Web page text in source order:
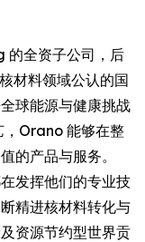
全资子公司，后
材料领域公认的国
球能源与健康挑战
，Orano 能够在整
的产品与服务。
发挥他们的专业技
精进核材料转化与
资源节约型世界贡